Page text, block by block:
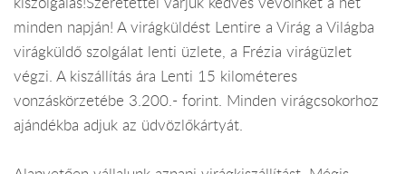
minden napján! A virágküldést Lentire a Virág a Világba
virágküldő szolgálat lenti üzlete, a Frézia virágüzlet
végzi. A kiszállítás ára Lenti 15 kilométeres
vonzáskörzetébe 3.200.- forint. Minden virágcsokorhoz
ajándékba adjuk az üdvözlőkártyát.